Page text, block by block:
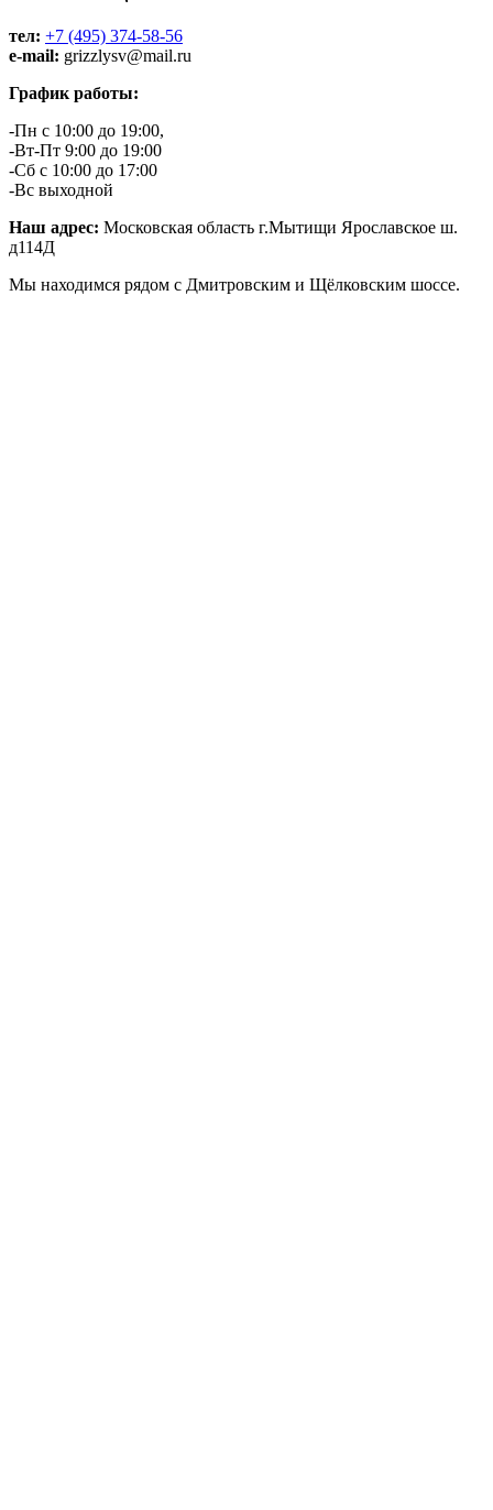
тел: +7 (495) 374-58-56
e-mail: grizzlysv@mail.ru
График работы:
-Пн с 10:00 до 19:00,
-Вт-Пт 9:00 до 19:00
-Сб с 10:00 до 17:00
-Вс выходной
Наш адрес: Московская область г.Мытищи Ярославское ш.
д114Д
Мы находимся рядом с Дмитровским и Щёлковским шоссе.